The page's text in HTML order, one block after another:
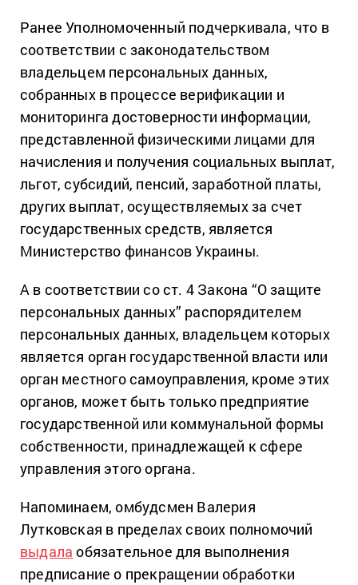
Ранее Уполномоченный подчеркивала, что в
соответствии с законодательством
владельцем персональных данных,
собранных в процессе верификации и
мониторинга достоверности информации,
представленной физическими лицами для
начисления и получения социальных выплат,
льгот, субсидий, пенсий, заработной платы,
других выплат, осуществляемых за счет
государственных средств, является
Министерство финансов Украины.
А в соответствии со ст. 4 Закона “О защите
персональных данных” распорядителем
персональных данных, владельцем которых
является орган государственной власти или
орган местного самоуправления, кроме этих
органов, может быть только предприятие
государственной или коммунальной формы
собственности, принадлежащей к сфере
управления этого органа.
Напоминаем, омбудсмен Валерия
Лутковская в пределах своих полномочий
выдала обязательное для выполнения
предписание о прекращении обработки